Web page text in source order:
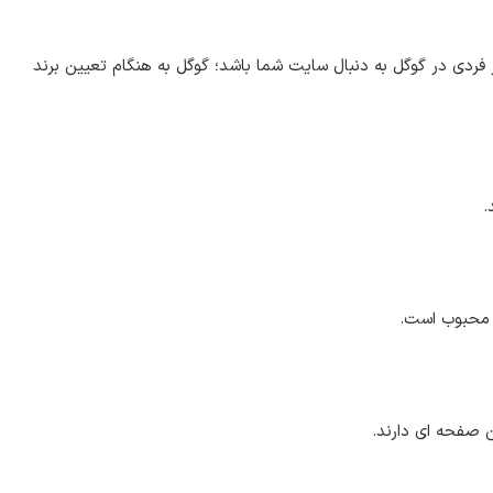
فردی در گوگل به دنبال سایت شما باشد؛ گوگل به هنگام تعیین برند
محبوب است.
صفحه ای دارند.